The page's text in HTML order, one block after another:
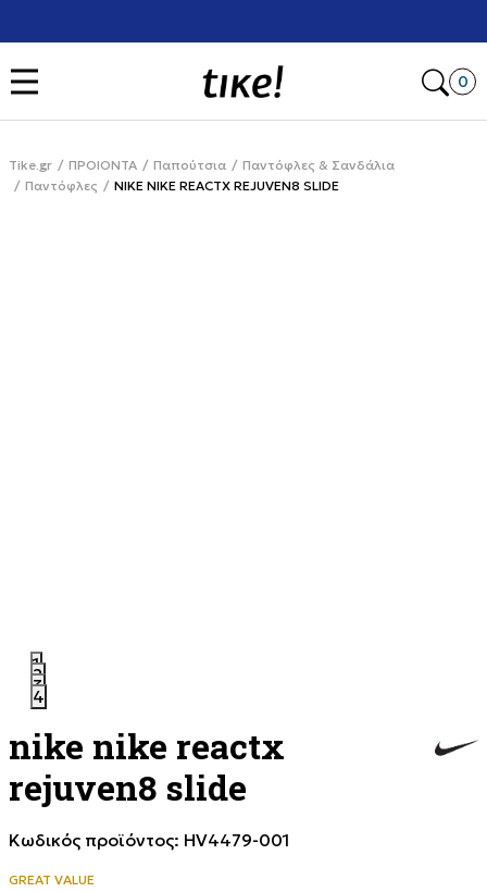
0
Tike.gr ΠΡΟΙΟΝΤΑ Παπούτσια
Παντόφλες & Σανδάλια
Παντόφλες
NIKE NIKE REACTX REJUVEN8 SLIDE
1
2
3
4
nike nike reactx
rejuven8 slide
Κωδικός προϊόντος: HV4479-001
GREAT VALUE